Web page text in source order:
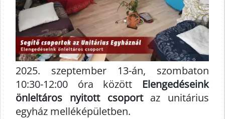
2025. szeptember 13-án, szombaton
10:30-12:00 óra között Elengedéseink
önleltáros nyitott csoportaz unitárius
egyház melléképületben.